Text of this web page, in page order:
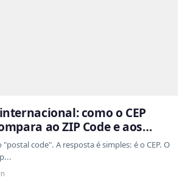
como o CEP
ao ZIP Code e aos
países
code". A resposta é simples: é o CEP. O